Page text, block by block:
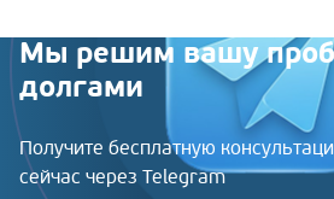
Мы решим вашу
долгами
Получите бесплатную
сейчас через Telegram